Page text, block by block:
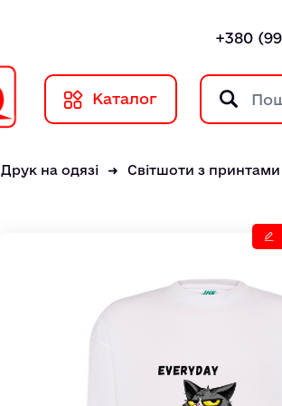
+380
Каталог
Друк на одязі Світшоти з принтами